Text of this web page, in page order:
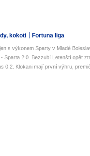
kokoti Fortuna liga
s výkonem Sparty v Mladé
Sparta 2:0. Bezzubí Letenští opět
0:2. Klokani mají první výhru,